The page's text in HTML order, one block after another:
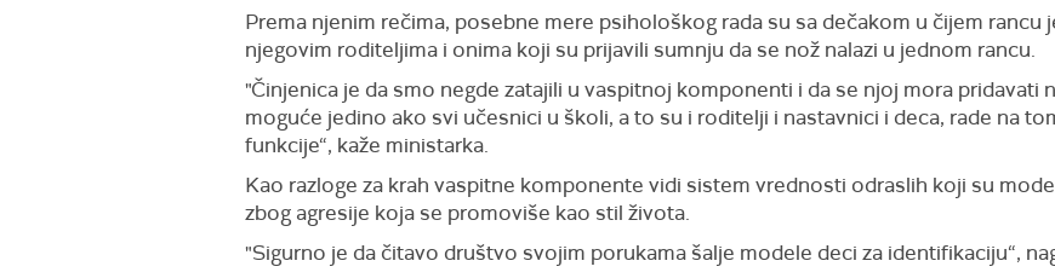
Prema njenim rečima, posebne mere psihološkog rada su sa dečakom u čijem rancu
njegovim roditeljima i onima koji su prijavili sumnju da se nož nalazi u jednom rancu.
"Činjenica je da smo negde zatajili u vaspitnoj komponenti i da se njoj mora pridavati
moguće jedino ako svi učesnici u školi, a to su i roditelji i nastavnici i deca, rade na
funkcije“, kaže ministarka.
Kao razloge za krah vaspitne komponente vidi sistem vrednosti odraslih koji su
zbog agresije koja se promoviše kao stil života.
"Sigurno je da čitavo društvo svojim porukama šalje modele deci za identifikaciju“,